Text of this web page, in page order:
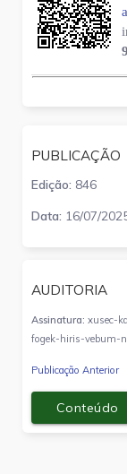
PUBLICAÇÃO
Edição: 846
Data: 16/07/
AUDITORIA
Assinatura: xusec-
fogek-hiris-vebum-
Publicação Anterior
Conteúdo